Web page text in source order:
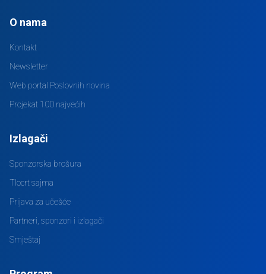
O nama
Kontakt
Newsletter
Web portal Poslovnih novina
Projekat 100 najvećih
Izlagači
Sponzorska brošura
Tlocrt sajma
Prijava za učešće
Partneri, sponzori i izlagači
Smještaj